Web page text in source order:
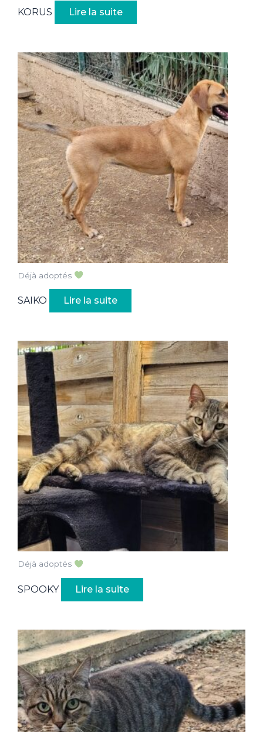
KORUS Lire la suite
Déjà adoptés
SAIKO Lire la suite
Déjà adoptés
SPOOKY Lire la suite